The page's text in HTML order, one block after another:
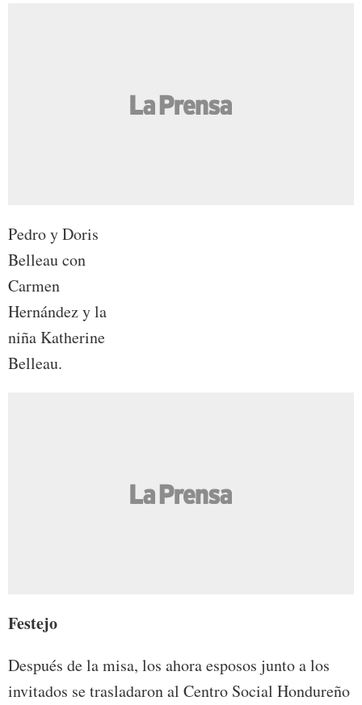
Pedro y Doris
Belleau con
Carmen
Hernández y la
niña Katherine
Belleau.
Festejo
Después de la misa, los ahora esposos junto a los
invitados se trasladaron al Centro Social Hondureño